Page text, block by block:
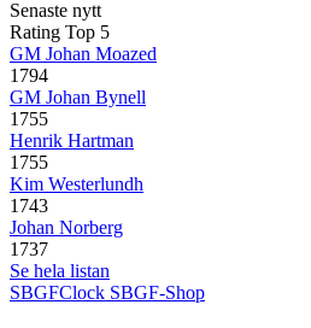
Senaste nytt
Rating Top 5
GM Johan Moazed
1794
GM Johan Bynell
1755
Henrik Hartman
1755
Kim Westerlundh
1743
Johan Norberg
1737
Se hela listan
SBGFClock SBGF-Shop